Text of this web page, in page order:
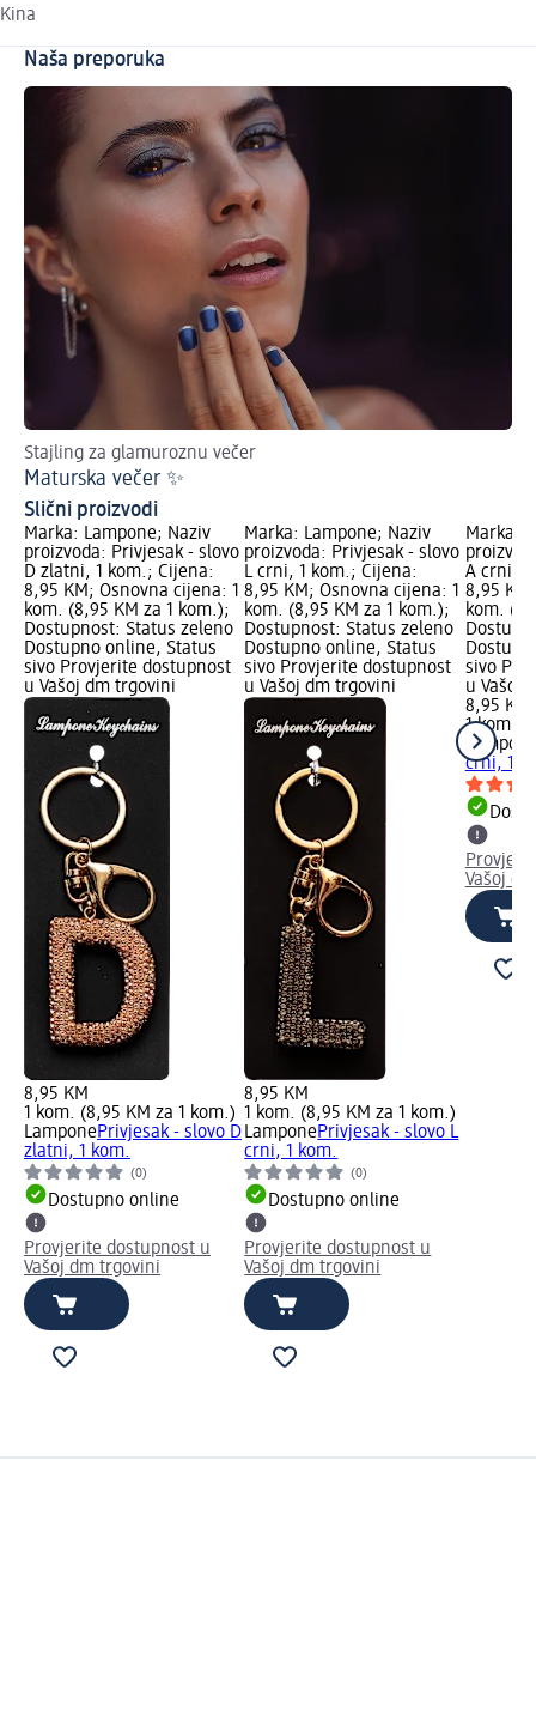
Kina
Naša preporuka
Stajling za glamuroznu večer
Maturska večer ✨
Slični proizvodi
Marka: Lampone; Naziv
proizvoda: Privjesak - slovo
D zlatni, 1 kom.; Cijena:
8,95 KM; Osnovna cijena: 1
kom. (8,95 KM za 1 kom.);
Dostupnost: Status zeleno
Dostupno online, Status
sivo Provjerite dostupnost
u Vašoj dm trgovini
8,95 KM
1 kom. (8,95 KM za 1 kom.)
LamponePrivjesak - slovo D
zlatni, 1 kom.
(0)
Dostupno online
Provjerite dostupnost u
Vašoj dm trgovini
Marka: Lampone; Naziv
proizvoda: Privjesak - slovo
L crni, 1 kom.; Cijena:
8,95 KM; Osnovna cijena: 1
kom. (8,95 KM za 1 kom.);
Dostupnost: Status zeleno
Dostupno online, Status
sivo Provjerite dostupnost
u Vašoj dm trgovini
8,95 KM
1 kom. (8,95 KM za 1 kom.)
LamponePrivjesak - slovo L
crni, 1 kom.
(0)
Dostupno online
Provjerite dostupnost u
Vašoj dm trgovini
Marka:
A crni, 1
8,95
kom.
sivo
u Vašoj
8,95 KM
1 kom.
crni, 1
Vašoj